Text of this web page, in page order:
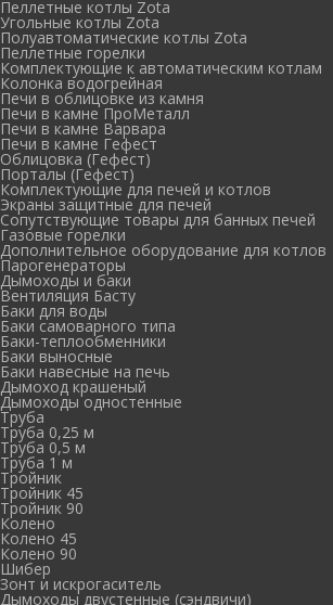
Пеллетные котлы Zota
Угольные котлы Zota
Полуавтоматические котлы Zota
Пеллетные горелки
Комплектующие к автоматическим котлам
Колонка водогрейная
Печи в облицовке из камня
Печи в камне ПроМеталл
Печи в камне Варвара
Печи в камне Гефест
Облицовка (Гефест)
Порталы (Гефест)
Комплектующие для печей и котлов
Экраны защитные для печей
Сопутствующие товары для банных печей
Газовые горелки
Дополнительное оборудование для котлов
Парогенераторы
Дымоходы и баки
Вентиляция Басту
Баки для воды
Баки самоварного типа
Баки-теплообменники
Баки выносные
Баки навесные на печь
Дымоход крашеный
Дымоходы одностенные
Труба
Труба 0,25 м
Труба 0,5 м
Труба 1 м
Тройник
Тройник 45
Тройник 90
Колено
Колено 45
Колено 90
Шибер
Зонт и искрогаситель
Дымоходы двустенные (сэндвичи)